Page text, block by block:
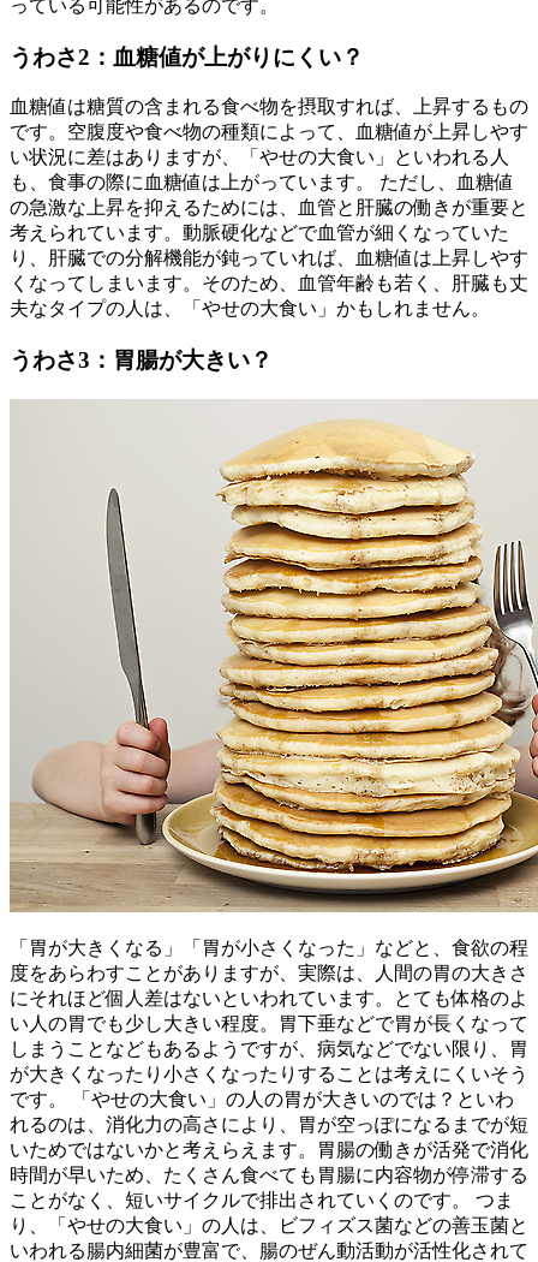
っている可能性があるのです。
うわさ2：血糖値が上がりにくい？
血糖値は糖質の含まれる食べ物を摂取すれば、上昇するもの
です。空腹度や食べ物の種類によって、血糖値が上昇しやす
い状況に差はありますが、「やせの大食い」といわれる人
も、食事の際に血糖値は上がっています。 ただし、血糖値
の急激な上昇を抑えるためには、血管と肝臓の働きが重要と
考えられています。動脈硬化などで血管が細くなっていた
り、肝臓での分解機能が鈍っていれば、血糖値は上昇しやす
くなってしまいます。そのため、血管年齢も若く、肝臓も丈
夫なタイプの人は、「やせの大食い」かもしれません。
うわさ3：胃腸が大きい？
「胃が大きくなる」「胃が小さくなった」などと、食欲の程
度をあらわすことがありますが、実際は、人間の胃の大きさ
にそれほど個人差はないといわれています。とても体格のよ
い人の胃でも少し大きい程度。胃下垂などで胃が長くなって
しまうことなどもあるようですが、病気などでない限り、胃
が大きくなったり小さくなったりすることは考えにくいそう
です。 「やせの大食い」の人の胃が大きいのでは？といわ
れるのは、消化力の高さにより、胃が空っぽになるまでが短
いためではないかと考えらえます。胃腸の働きが活発で消化
時間が早いため、たくさん食べても胃腸に内容物が停滞する
ことがなく、短いサイクルで排出されていくのです。 つま
り、「やせの大食い」の人は、ビフィズス菌などの善玉菌と
いわれる腸内細菌が豊富で、腸のぜん動活動が活性化されて